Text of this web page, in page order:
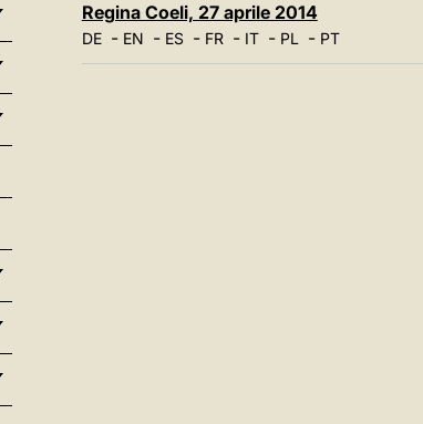
Regina Coeli, 27 aprile 2014
DE- EN - ES- FR- IT- PL- PT